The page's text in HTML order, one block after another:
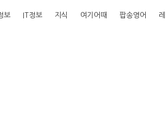
보 IT정보 지식 여기어때 팝송영어